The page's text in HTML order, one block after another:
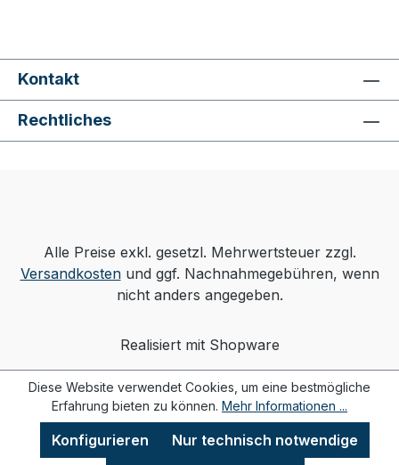
Kontakt
Rechtliches
Alle Preise exkl. gesetzl. Mehrwertsteuer zzgl.
Versandkostenund ggf. Nachnahmegebühren, wenn
nicht anders angegeben.
Realisiert mit Shopware
Diese Website verwendet Cookies, um eine bestmögliche
Erfahrung bieten zu können. Mehr Informationen ...
Nur technisch notwendige
Konfigurieren